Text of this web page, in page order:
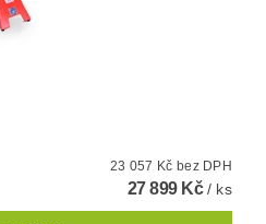
23 057 Kč bez DPH
27 899 Kč/ ks